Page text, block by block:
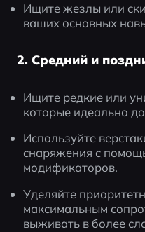
Ищите жезлы или
ваших основных
2. Средний и
Ищите редкие или
которые идеально
Используйте
снаряжения с
модификаторов.
Уделяйте
максимальным
выживать в более